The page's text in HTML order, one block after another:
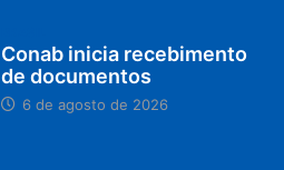
Conab inicia recebimento
de documentos
6 de agosto de 2026